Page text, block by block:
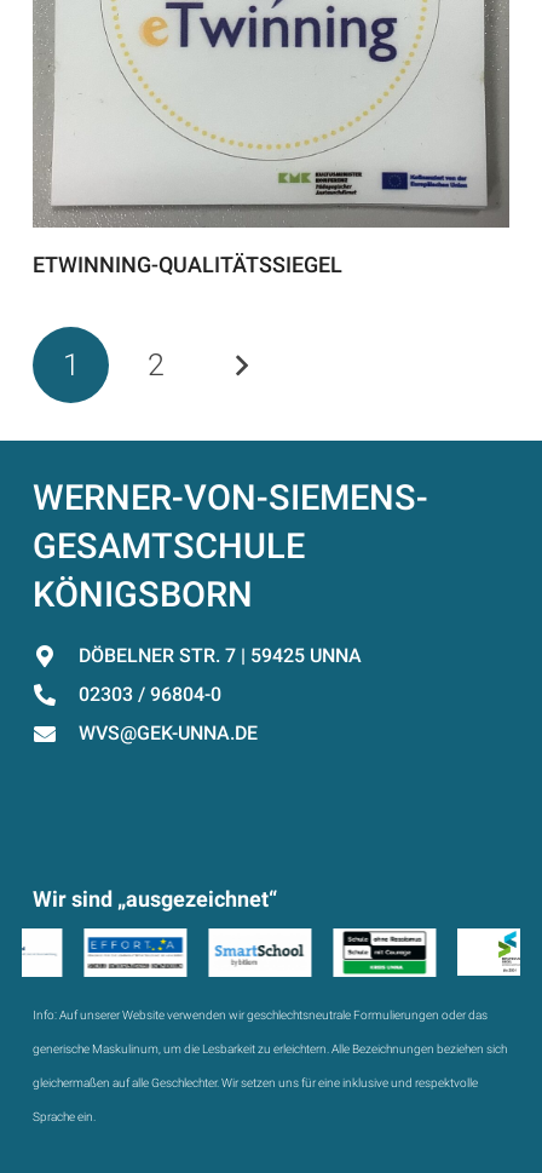
ETWINNING-QUALITÄTSSIEGEL
1 2
WERNER-VON-SIEMENS-
GESAMTSCHULE
KÖNIGSBORN
DÖBELNER STR. 7 | 59425 UNNA
02303 / 96804-0
WVS@GEK-UNNA.DE
Wir sind „ausgezeichnet“
Info:Auf unserer Website verwenden wir geschlechtsneutrale Formulierungen oder das
generische Maskulinum, um die Lesbarkeit zu erleichtern. Alle Bezeichnungen beziehen sich
gleichermaßen auf alle Geschlechter. Wir setzen uns für eine inklusive und respektvolle
Sprache ein.